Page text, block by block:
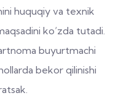
huquqiy va texnik
ko‘zda tutadi.
buyurtmachi
bekor qilinishi